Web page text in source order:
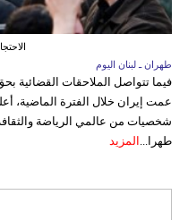
طهران ـ لبنان اليوم
فيما تتواصل الملاحقات القضائية
عمت إيران خلال الفترة الماضية،
شخصيات من عالمي الرياضة
طهرا... المزيد